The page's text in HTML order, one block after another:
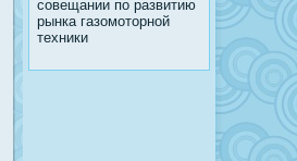
совещании по развитию
рынка газомоторной
техники